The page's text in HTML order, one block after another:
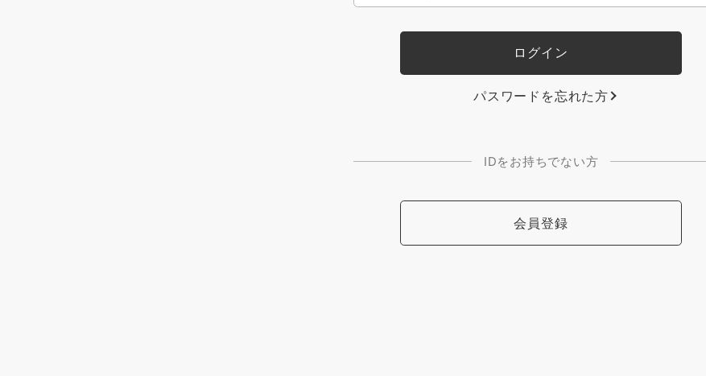
パスワードを忘れた方
IDをお持ちでない方
会員登録